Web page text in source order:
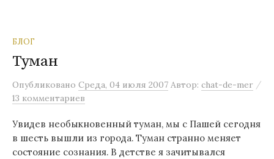
БЛОГ
Туман
Опубликовано Среда, 04 июля 2007 Автор: chat-de-mer /
13 комментариев
Увидев необыкновенный туман, мы с Пашей сегодня
в шесть вышли из города. Туман странно меняет
состояние сознания. В детстве я зачитывался